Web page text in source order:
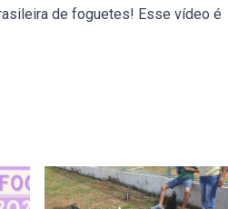
de foguetes! Esse vídeo é